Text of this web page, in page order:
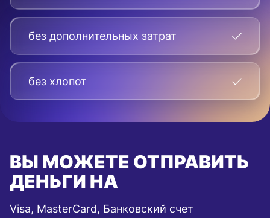
без дополнительных затрат
без хлопот
ВЫ МОЖЕТЕ ОТПРАВИТЬ
ДЕНЬГИ НА
Visa, MasterCard, Банковский счет